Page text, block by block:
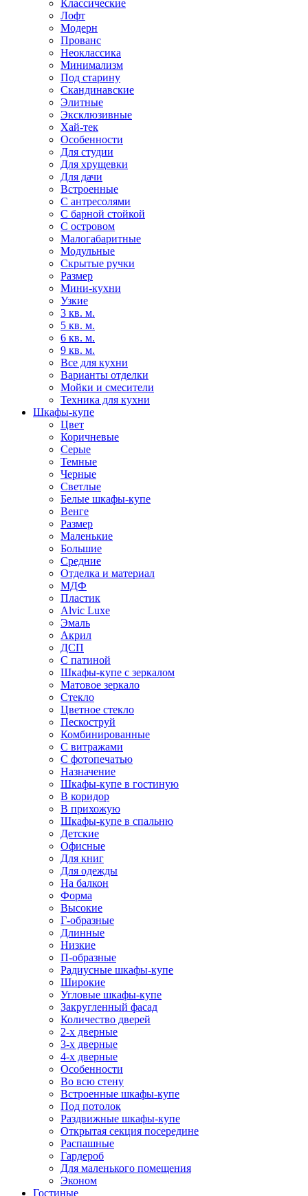
Классические
Лофт
Модерн
Прованс
Неоклассика
Минимализм
Под старину
Скандинавские
Элитные
Эксклюзивные
Хай-тек
Особенности
Для студии
Для хрущевки
Для дачи
Встроенные
С антресолями
С барной стойкой
С островом
Малогабаритные
Модульные
Скрытые ручки
Размер
Мини-кухни
Узкие
3 кв. м.
5 кв. м.
6 кв. м.
9 кв. м.
Все для кухни
Варианты отделки
Мойки и смесители
Техника для кухни
Шкафы-купе
Цвет
Коричневые
Серые
Темные
Черные
Светлые
Белые шкафы-купе
Венге
Размер
Маленькие
Большие
Средние
Отделка и материал
МДФ
Пластик
Alvic Luxe
Эмаль
Акрил
ДСП
С патиной
Шкафы-купе с зеркалом
Матовое зеркало
Стекло
Цветное стекло
Пескоструй
Комбинированные
С витражами
С фотопечатью
Назначение
Шкафы-купе в гостиную
В коридор
В прихожую
Шкафы-купе в спальню
Детские
Офисные
Для книг
Для одежды
На балкон
Форма
Высокие
Г-образные
Длинные
Низкие
П-образные
Радиусные шкафы-купе
Широкие
Угловые шкафы-купе
Закругленный фасад
Количество дверей
2-х дверные
3-х дверные
4-х дверные
Особенности
Во всю стену
Встроенные шкафы-купе
Под потолок
Раздвижные шкафы-купе
Открытая секция посередине
Распашные
Гардероб
Для маленького помещения
Эконом
Гостиные